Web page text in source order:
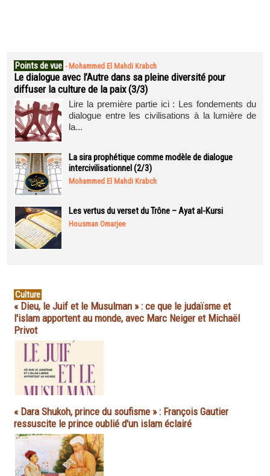
Points de vue - Mohammed El Mahdi Krabch
Le dialogue avec l’Autre dans sa pleine diversité pour
diffuser la culture de la paix (3/3)
Lire la première partie ici : Les fondements du
dialogue entre les civilisations à la lumière de
la...
La sira prophétique comme modèle de dialogue
intercivilisationnel (2/3)
Mohammed El Mahdi Krabch
Les vertus du verset du Trône – Ayat al-Kursi
Housman Omarjee
Culture
« Dieu, le Juif et le Musulman » : ce que le judaïsme et
l'islam apportent au monde, avec Marc Neiger et Michaël
Privot
« Dara Shukoh, prince du soufisme » : François Gautier
ressuscite le prince oublié d'un islam éclairé